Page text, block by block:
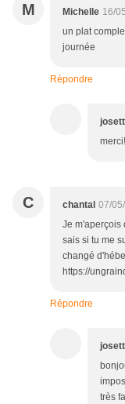
M Michelle 16/
un plat
journée
Répondre
C chantal 07/
Je m'aperçois
sais si tu me
changé
https://
Répondre
très